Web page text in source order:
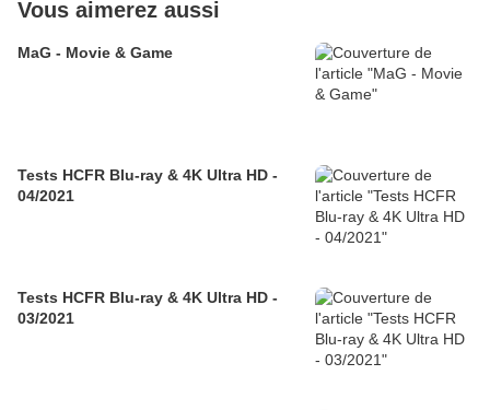
Vous aimerez aussi
MaG - Movie & Game
Tests HCFR Blu-ray & 4K Ultra HD -
04/2021
Tests HCFR Blu-ray & 4K Ultra HD -
03/2021